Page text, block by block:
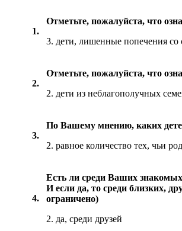
1.
Отметьте, пожалуйста, что
3. дети, лишенные попечения со
2.
Отметьте, пожалуйста, что
2. дети из неблагополучных
3.
По Вашему мнению, каких
2. равное количество тех, чьи
4.
Есть ли среди Ваших
И если да, то среди близких,
ограничено)
2. да, среди друзей